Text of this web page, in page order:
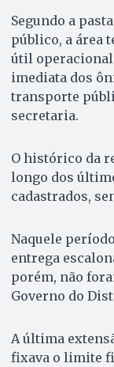
Segundo a
público, a área
útil operacional
imediata dos
transporte
secretaria.
O histórico da
longo dos
cadastrados,
Naquele
entrega
porém, não
Governo do
A última
fixava o limite